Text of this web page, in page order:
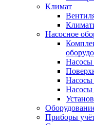
Климат
Насосное
Насосы
Насосы
Насосы
Приборы